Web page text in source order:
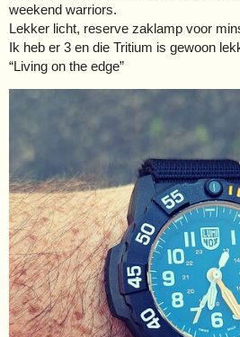
weekend warriors.
Lekker licht, reserve zaklamp voor
Ik heb er 3 en die Tritium is gewoon
“Living on the edge”